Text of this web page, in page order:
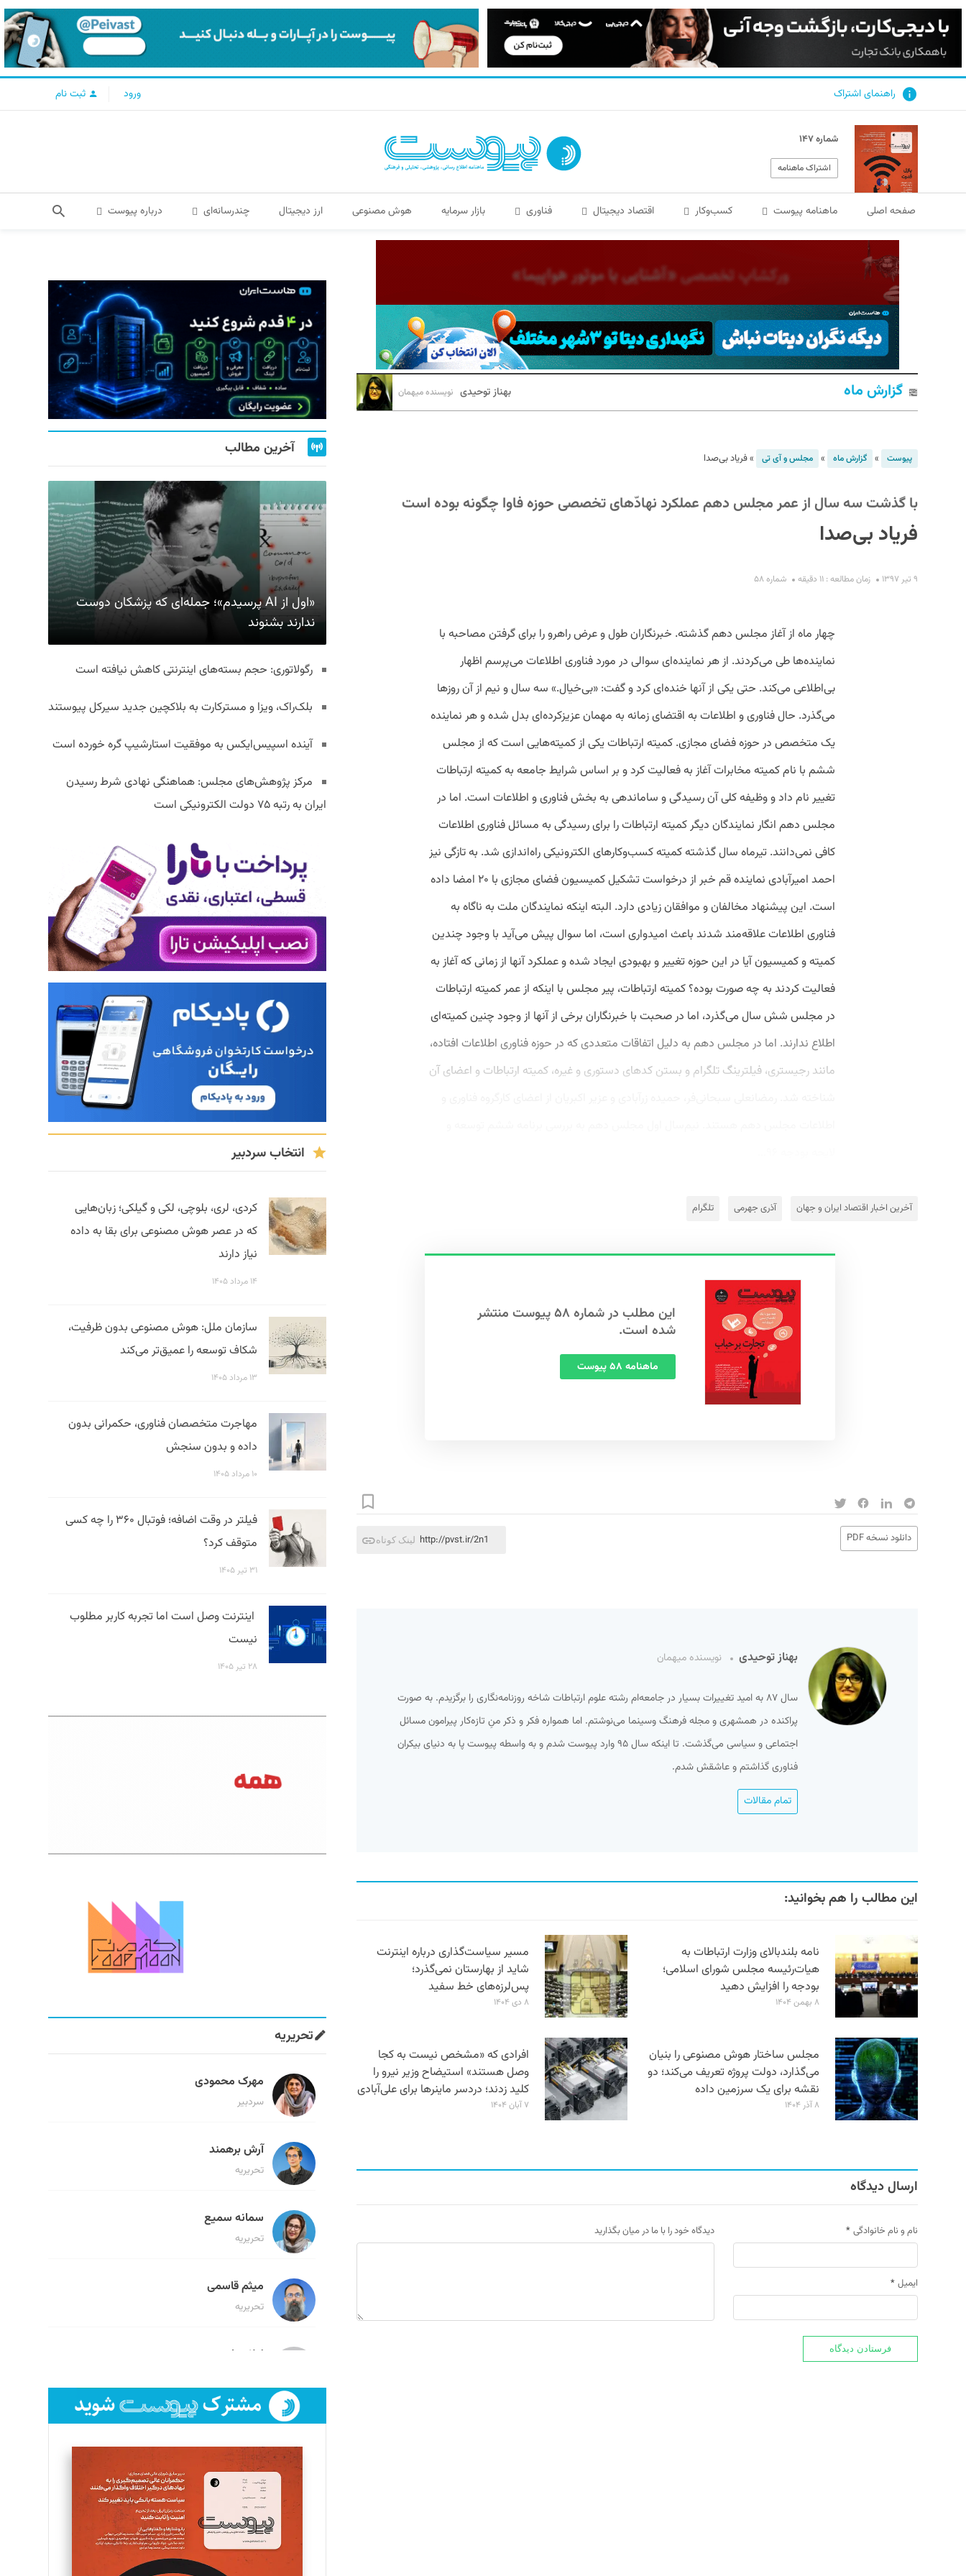
راهنمای اشتراک ورود ثبت نام
شماره ۱۴۷
اشتراک ماهنامه
صفحه اصلی ماهنامه پیوست کسب‌و‌کار اقتصاد دیجیتال فناوری بازار سرمایه هوش مصنوعی ارز دیجیتال چندرسانه‌ای درباره پیوست
گزارش ماه بهناز توحیدی نویسنده میهمان
پیوست » گزارش ماه » مجلس و آی تی »فریاد بی‌صدا
با گذشت سه سال از عمر مجلس دهم عملکرد نهاد‌ّهای تخصصی حوزه فاوا چگونه بوده است
فریاد بی‌صدا
۹ تیر ۱۳۹۷ زمان مطالعه : ۱۱ دقیقه شماره ۵۸
چهار ماه از آغاز مجلس دهم گذشته. خبرنگاران طول و عرض راهرو را برای گرفتن مصاحبه با
نماینده‌ها طی می‌کردند. از هر نماینده‌ای سوالی در مورد فناوری اطلاعات می‌پرسم اظهار
بی‌اطلاعی می‌کند. حتی یکی از آنها خنده‌ای کرد و گفت: «بی‌خیال.» سه سال و نیم از آن روزها
می‌گذرد. حال فناوری و اطلاعات به اقتضای زمانه به مهمان عزیزکرده‌ای بدل شده و هر نماینده‌
یک متخصص در حوزه فضای مجازی. کمیته ارتباطات یکی از کمیته‌هایی است که از مجلس
ششم با نام کمیته مخابرات آغاز به فعالیت کرد و بر اساس شرایط جامعه به کمیته ارتباطات
تغییر نام داد و وظیفه کلی آن رسیدگی و ساماندهی به بخش فناوری و اطلاعات است. اما در
مجلس دهم انگار نمایندگان دیگر کمیته ارتباطات را برای رسیدگی به مسائل فناوری اطلاعات
کافی نمی‌دانند. تیرماه سال گذشته کمیته کسب‌و‌کارهای الکترونیکی راه‌اندازی شد. به تازگی نیز
احمد امیرآبادی نماینده قم خبر از درخواست تشکیل کمیسیون فضای مجازی با ۲۰ امضا داده
است. این پیشنهاد مخالفان و موافقان زیادی دارد. البته اینکه نمایندگان ملت به ناگاه به
فناوری اطلاعات علاقه‌مند شدند باعث امیدواری است، اما سوال پیش می‌آید با وجود چندین
کمیته و کمیسیون آیا در این حوزه تغییر و بهبودی ایجاد شده و عملکرد آنها از زمانی که آغاز به
فعالیت کردند به چه صورت بوده؟ کمیته ارتباطات، پیر مجلس با اینکه از عمر کمیته ارتباطات
در مجلس شش سال می‌گذرد، اما در صحبت با خبرنگاران برخی از آنها از وجود چنین کمیته‌ای
اطلاع ندارند. اما در مجلس دهم به دلیل اتفاقات متعددی که در حوزه فناوری اطلاعات افتاده،
مانند رجیستری، فیلترینگ تلگرام و بستن کدهای دستوری و غیره، کمیته ارتباطات و اعضای آن
آخرین اخبار اقتصاد ایران و جهان آذری جهرمی تلگرام
این مطلب در شماره ۵۸ پیوست منتشر
شده است.
ماهنامه ۵۸ پیوست
دانلود نسخه PDF لینک کوتاه http://pvst.ir/2n1
بهناز توحیدی نویسنده میهمان
سال ۸۷ به امید تغییرات بسیار در جامعه‌ام رشته علوم ارتباطات شاخه روزنامه‌نگاری را برگزیدم. به صورت
پراکنده در همشهری و مجله فرهنگ وسینما می‌نوشتم. اما همواره فکر و ذکر منِ تازه‌کار پیرامون مسائل
اجتماعی و سیاسی می‌گذشت. تا اینکه سال ۹۵ وارد پیوست شدم و به واسطه پیوست پا به دنیای بیکران
فناوری گذاشتم و عاشقش شدم.
تمام مقالات
این مطالب را هم بخوانید:
نامه بلندبالای وزارت ارتباطات به
هیات‌رئیسه مجلس شورای اسلامی؛
بودجه را افزایش دهید
۸ بهمن ۱۴۰۴
مسیر سیاست‌گذاری درباره اینترنت
شاید از بهارستان نمی‌گذرد؛
پس‌لرزه‌های خط سفید
۸ دی ۱۴۰۴
مجلس ساختار هوش مصنوعی را بنیان
می‌گذارد، دولت پروژه تعریف می‌کند؛ دو
نقشه برای یک سرزمین داده
۸ آذر ۱۴۰۴
افرادی که «مشخص نیست به کجا
وصل هستند» استیضاح وزیر نیرو را
کلید زدند؛ دردسر ماینرها برای علی‌آبادی
۷ آبان ۱۴۰۴
ارسال دیدگاه
نام و نام خانوادگی *
ایمیل *
دیدگاه خود را با ما در میان بگذارید
آخرین مطالب
«اول از AI پرسیدم»؛ جمله‌ای که پزشکان دوست
ندارند بشنوند
رگولاتوری: حجم بسته‌های اینترنتی کاهش نیافته است
بلک‌راک، ویزا و مسترکارت به بلاکچین جدید سیرکل پیوستند
آینده اسپیس‌ایکس به موفقیت استارشیپ گره خورده است
مرکز پژوهش‌های مجلس: هماهنگی نهادی شرط رسیدن
ایران به رتبه ۷۵ دولت الکترونیکی است
انتخاب سردبیر
کردی، لری، بلوچی، لکی و گیلکی؛ زبان‌هایی
که در عصر هوش مصنوعی برای بقا به داده
نیاز دارند
۱۴ مرداد ۱۴۰۵
سازمان ملل: هوش مصنوعی بدون ظرفیت،
شکاف توسعه را عمیق‌تر می‌کند
۱۳ مرداد ۱۴۰۵
مهاجرت متخصصان فناوری، حکمرانی بدون
داده و بدون سنجش
۱۰ مرداد ۱۴۰۵
فیلتر در وقت اضافه؛ فوتبال ۳۶۰ را چه کسی
متوقف کرد؟
۳۱ تیر ۱۴۰۵
اینترنت وصل است اما تجربه کاربر مطلوب
نیست
۲۸ تیر ۱۴۰۵
تحریریه
مهرک محمودی
سردبیر
آرش برهمند
تحریریه
سمانه سمیع
تحریریه
میثم قاسمی
تحریریه
لیلا حنارود
فائزه فتحی رستمی
تحریریه
سروش کرمیان
تحریریه
مینا پاکدل